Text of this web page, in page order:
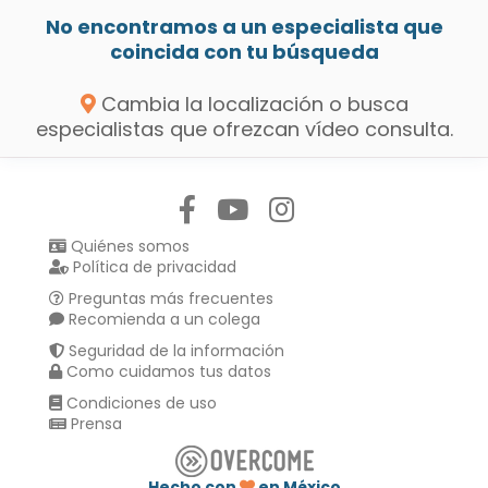
No encontramos a un especialista que
coincida con tu búsqueda
Cambia la localización o busca
especialistas que ofrezcan vídeo consulta.
Quiénes somos
Política de privacidad
Preguntas más frecuentes
Recomienda a un colega
Seguridad de la información
Como cuidamos tus datos
Condiciones de uso
Prensa